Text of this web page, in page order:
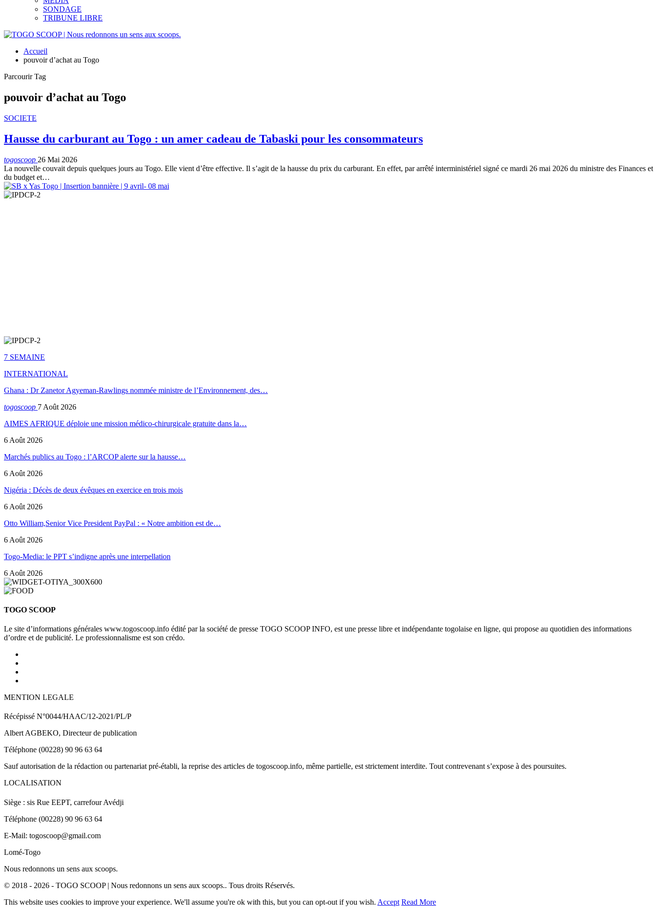
SONDAGE
TRIBUNE LIBRE
Accueil
pouvoir d’achat au Togo
Parcourir Tag
pouvoir d’achat au Togo
SOCIETE
Hausse du carburant au Togo : un amer cadeau de Tabaski pour les consommateurs
togoscoop 26 Mai 2026
La nouvelle couvait depuis quelques jours au Togo. Elle vient d’être effective. Il s’agit de la hausse du prix du carburant. En effet, par arrêté interministériel signé ce mardi 26 mai 2026 du ministre des Finances et
du budget et…
7 SEMAINE
INTERNATIONAL
Ghana : Dr Zanetor Agyeman-Rawlings nommée ministre de l’Environnement, des…
togoscoop 7 Août 2026
AIMES AFRIQUE déploie une mission médico-chirurgicale gratuite dans la…
6 Août 2026
Marchés publics au Togo : l’ARCOP alerte sur la hausse…
6 Août 2026
Nigéria : Décès de deux évêques en exercice en trois mois
6 Août 2026
Otto William,Senior Vice President PayPal : « Notre ambition est de…
6 Août 2026
Togo-Media: le PPT s’indigne après une interpellation
6 Août 2026
TOGO SCOOP
Le site d’informations générales www.togoscoop.info édité par la société de presse TOGO SCOOP INFO, est une presse libre et indépendante togolaise en ligne, qui propose au quotidien des informations
d’ordre et de publicité. Le professionnalisme est son crédo.
MENTION LEGALE
Récépissé N°0044/HAAC/12-2021/PL/P
Albert AGBEKO, Directeur de publication
Téléphone (00228) 90 96 63 64
Sauf autorisation de la rédaction ou partenariat pré-établi, la reprise des articles de togoscoop.info, même partielle, est strictement interdite. Tout contrevenant s’expose à des poursuites.
LOCALISATION
Siège : sis Rue EEPT, carrefour Avédji
Téléphone (00228) 90 96 63 64
E-Mail: togoscoop@gmail.com
Lomé-Togo
Nous redonnons un sens aux scoops.
© 2018 - 2026 - TOGO SCOOP | Nous redonnons un sens aux scoops.. Tous droits Réservés.
This website uses cookies to improve your experience. We'll assume you're ok with this, but you can opt-out if you wish. Accept Read More